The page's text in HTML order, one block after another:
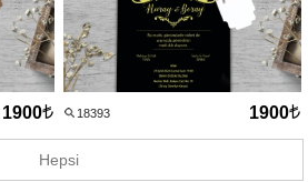
1900 18393 1900
Hepsi